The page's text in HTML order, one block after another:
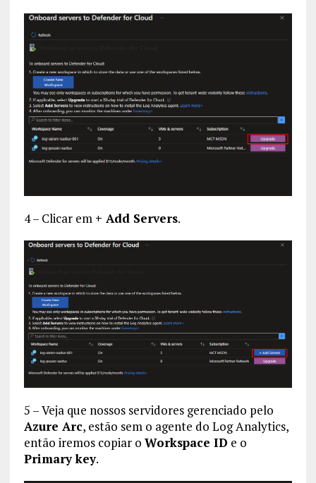
4 – Clicar em + Add Servers.
5 – Veja que nossos servidores gerenciado pelo
Azure Arc, estão sem o agente do Log Analytics,
então iremos copiar o Workspace ID e o
Primary key.